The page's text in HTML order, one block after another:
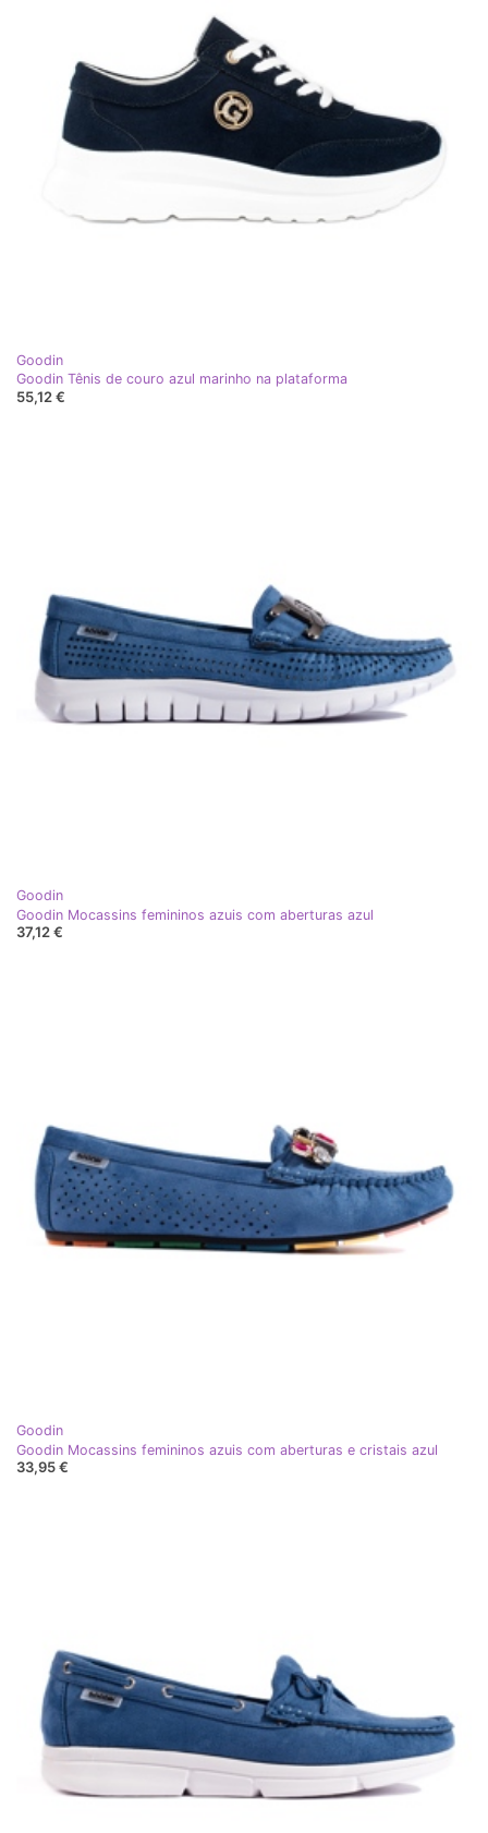
Goodin
Goodin Tênis de couro azul marinho na plataforma
55,12 €
Goodin
Goodin Mocassins femininos azuis com aberturas azul
37,12 €
Goodin
Goodin Mocassins femininos azuis com aberturas e cristais azul
33,95 €